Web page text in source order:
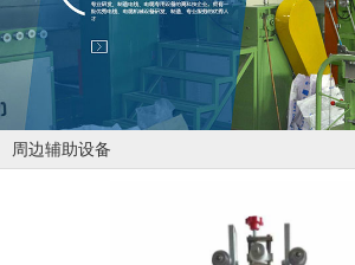
周边辅助设备